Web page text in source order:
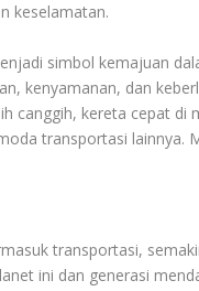
keselamatan.
simbol kemajuan
kenyamanan, dan
canggih, kereta cepat di
transportasi lainnya.
transportasi,
ini dan generasi